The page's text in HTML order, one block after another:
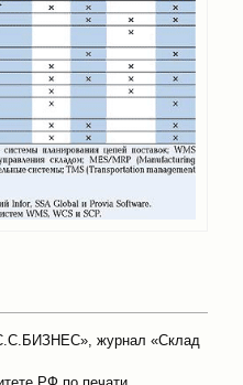
журнал «Склад